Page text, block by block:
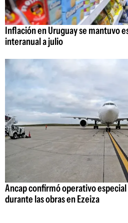
Inflación en Uruguay se mantuvo
interanual a julio
Ancap confirmó operativo
durante las obras en Ezeiza